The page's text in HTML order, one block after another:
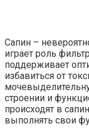
Сапин –
играет роль
поддерживает
избавиться от
строении и
происходят в
выполнять свои